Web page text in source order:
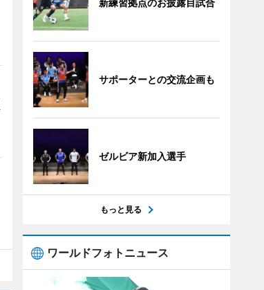
新練習拠点のお披露目試合
サポーターとの交流企画も
ゼルビア新加入選手
もっと見る
ワールドフォトニュース